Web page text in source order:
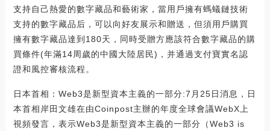
支持自己熱愛的數字藏品和藝術家，當用戶擁有螞蟻鏈技術
支持的數字藏品后，可以向好友展示和贈送，但須用戶購買
擁有數字藏品達到180天，同時受贈方應該符合數字藏品的購
買條件(年滿14周歲的中國大陸居民)，并通過支付寶實名認
證和風控審核流程。
日本首相：Web3是新型資本主義的一部分:7月25日消息，日
本首相岸田文雄在由Coinpost主辦的年度全球會議WebX上
視頻發言，表示Web3是新型資本主義的一部分（Web3 is